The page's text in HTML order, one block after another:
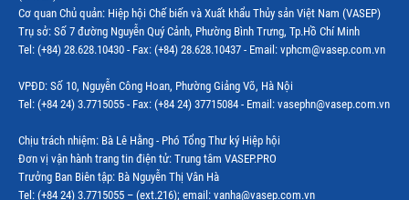
Cơ quan Chủ quản: Hiệp hội Chế biến và Xuất khẩu Thủy sản Việt Nam (VASEP)
Trụ sở: Số 7 đường Nguyễn Quý Cảnh, Phường Bình Trưng, Tp.Hồ Chí Minh
Tel: (+84) 28.628.10430 - Fax: (+84) 28.628.10437 - Email: vphcm@vasep.com.vn
VPĐD: Số 10, Nguyễn Công Hoan, Phường Giảng Võ, Hà Nội
Tel: (+84 24) 3.7715055 - Fax: (+84 24) 37715084 - Email: vasephn@vasep.com.vn
Chịu trách nhiệm: Bà Lê Hằng - Phó Tổng Thư ký Hiệp hội
Đơn vị vận hành trang tin điện tử: Trung tâm VASEP.PRO
Trưởng Ban Biên tập: Bà Nguyễn Thị Vân Hà
Tel: (+84 24) 3.7715055 – (ext.216); email: vanha@vasep.com.vn